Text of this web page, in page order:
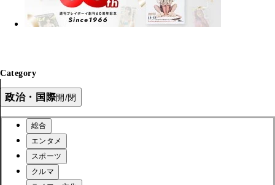
Category
政治・国際開/閉
総合
エンタメ
スポーツ
クルマ